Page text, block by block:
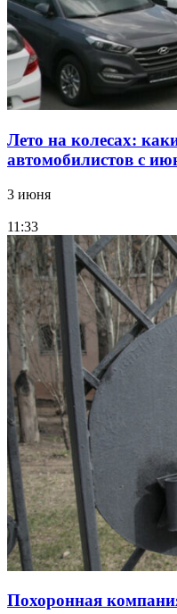
Лето на колесах:
автомобилистов с
3 июня
11:33
Похоронная